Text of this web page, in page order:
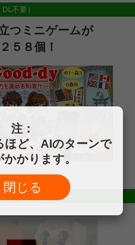
注：
ほど、AIのターンで
かかります。
閉じる
DL不要）
つミニゲームが
５８個！
（無料・DL不要）